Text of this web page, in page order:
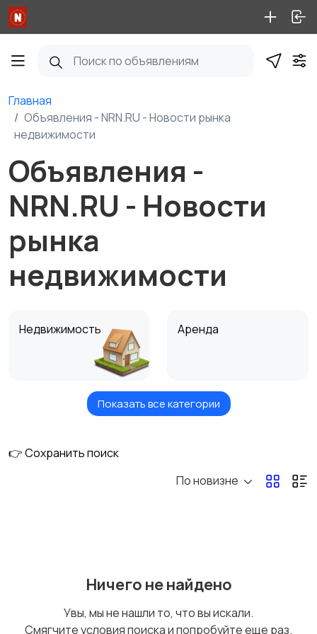
Главная
Объявления - NRN.RU - Новости рынка
недвижимости
Объявления -
NRN.RU - Новости
рынка
недвижимости
Недвижимость Аренда
Вакансии
Показать все категории
👉 Сохранить поиск
По новизне
Ничего не найдено
Увы, мы не нашли то, что вы искали.
Смягчите условия поиска и попробуйте еще раз.